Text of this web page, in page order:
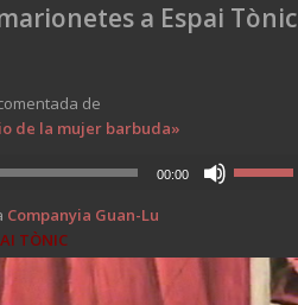
a Espai Tònic
de
de la mujer barbuda»
00:00
Companyia Guan-Lu
TÒNIC